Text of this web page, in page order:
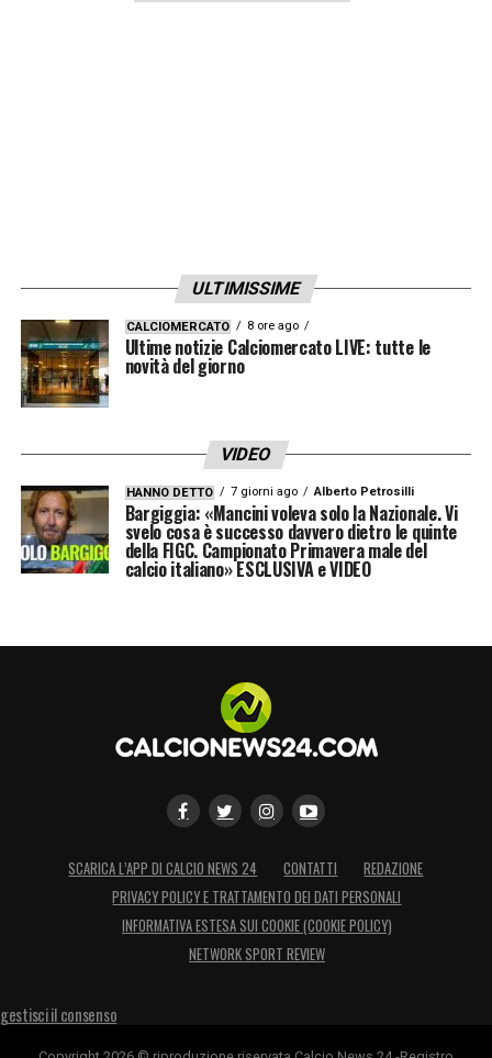
ULTIMISSIME
CALCIOMERCATO 8 ore ago
Ultime notizie Calciomercato LIVE: tutte le
novità del giorno
VIDEO
HANNO DETTO 7 giorni ago Alberto Petrosilli
Bargiggia: «Mancini voleva solo la Nazionale. Vi
svelo cosa è successo davvero dietro le quinte
della FIGC. Campionato Primavera male del
calcio italiano» ESCLUSIVA e VIDEO
SCARICA L’APP DI CALCIO NEWS 24 CONTATTI
REDAZIONE
PRIVACY POLICY E TRATTAMENTO DEI DATI PERSONALI
INFORMATIVA ESTESA SUI COOKIE (COOKIE POLICY)
NETWORK SPORT REVIEW
gestisci il consenso